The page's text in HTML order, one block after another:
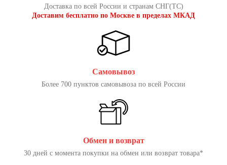
Доставка по всей России и странам СНГ(ТС)
Доставим бесплатно по Москве в пределах МКАД
Самовывоз
Более 700 пунктов самовывоза по всей России
Обмен и возврат
30 дней с момента покупки на обмен или возврат товара*